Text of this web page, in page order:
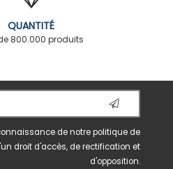
QUANTITÉ
800.000 produits
de notrepolitique de
droit d'accès, de rectification et
d'opposition.